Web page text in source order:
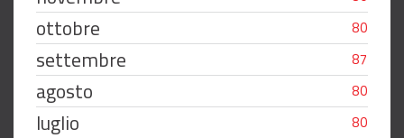
ottobre 80
settembre 87
agosto 80
luglio 80